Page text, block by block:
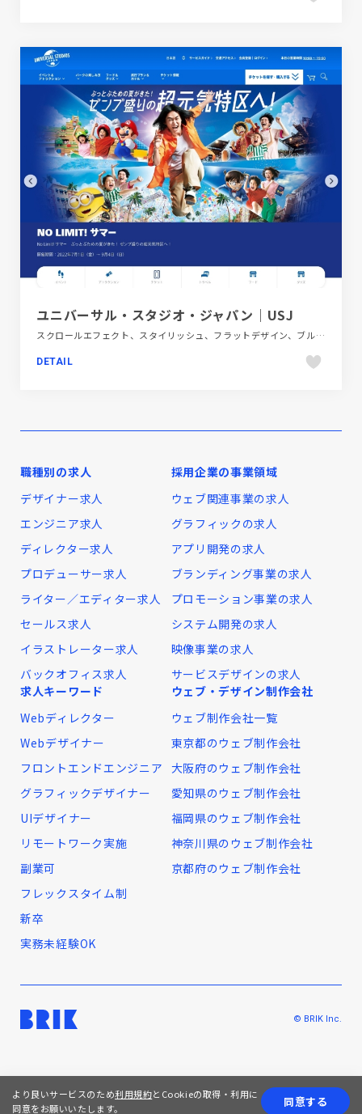
ユニバーサル・スタジオ・ジャパン｜USJ
スクロールエフェクト、スタイリッシュ、フラットデザイン、ブルー系、ホワイト系、ポップ、商業施設・レジャー、大きめ写真、施設・店舗サイト
DETAIL
職種別の求人
デザイナー求人
エンジニア求人
ディレクター求人
プロデューサー求人
ライター／エディター求人
セールス求人
イラストレーター求人
バックオフィス求人
採用企業の事業領域
ウェブ関連事業の求人
グラフィックの求人
アプリ開発の求人
ブランディング事業の求人
プロモーション事業の求人
システム開発の求人
映像事業の求人
サービスデザインの求人
求人キーワード
Webディレクター
Webデザイナー
フロントエンドエンジニア
グラフィックデザイナー
UIデザイナー
リモートワーク実施
副業可
フレックスタイム制
新卒
実務未経験OK
ウェブ・デザイン制作会社
ウェブ制作会社一覧
東京都のウェブ制作会社
大阪府のウェブ制作会社
愛知県のウェブ制作会社
福岡県のウェブ制作会社
神奈川県のウェブ制作会社
京都府のウェブ制作会社
© BRIK Inc.
より良いサービスのため利用規約とCookieの取得・利用に
同意をお願いいたします。
同意する